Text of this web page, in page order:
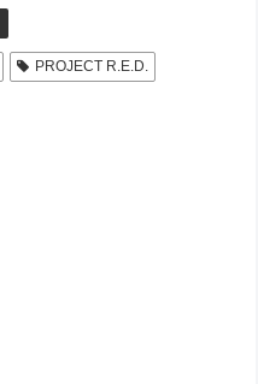
PROJECT R.E.D.